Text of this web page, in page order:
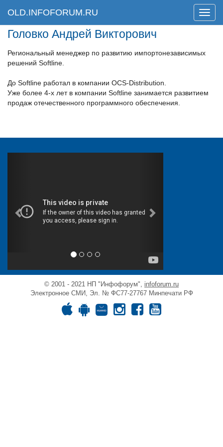
Меню
OLD.INFOFORUM.RU
Головко Андрей Викторович
Региональный менеджер по развитию импортонезависимых
решений Softline.
До Softline работал в компании OCS-Distribution.
Уже более 4-х лет в компании Softline занимается развитием
продаж отечественного программного обеспечения.
© 2001 - 2021 НП "Инфофорум", infoforum.ru
Электронное СМИ, Эл. № ФС77-27767 Минпечати РФ